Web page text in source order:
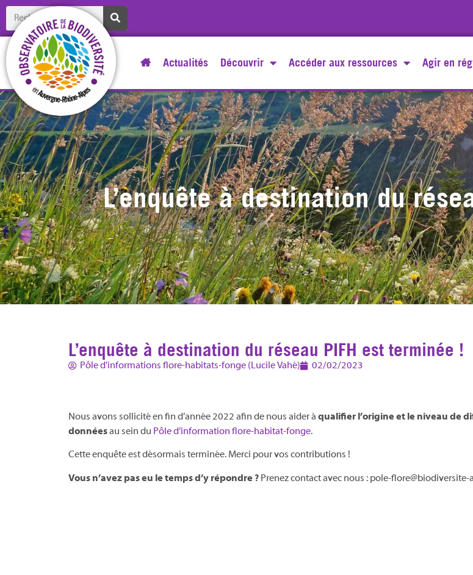
Actualités Découvrir Accéder aux ressources Agir en
L’enquête à destination du
L’enquête à destination du réseau PIFH est terminée !
Pôle d'informations flore-habitats-fonge (Lucile Vahé) 02/02/2023
Nous avons sollicité en fin d’année 2022 afin de nous aider à qualifier l’origine et le niveau de
donnéesau sein du Pôle d’information flore-habitat-fonge.
Cette enquête est désormais terminée. Merci pour vos contributions !
Vous n’avez pas eu le temps d’y répondre ? Prenez contact avec nous : pole-flore@biodiversite-